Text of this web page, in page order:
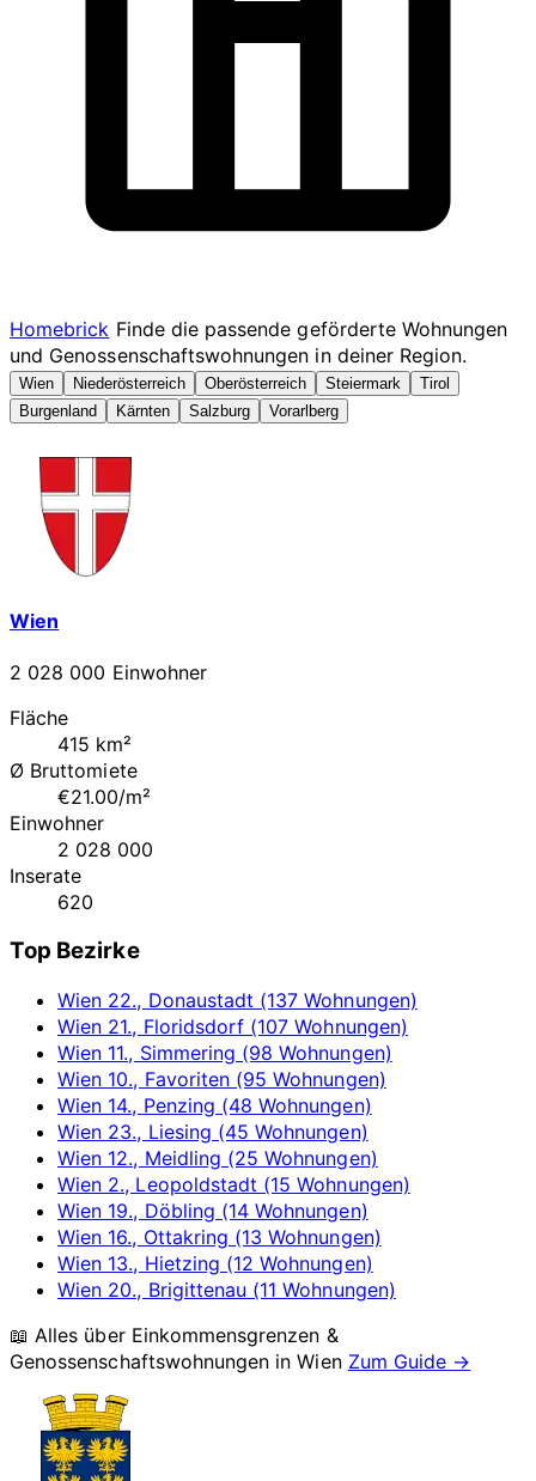
Homebrick Finde die passende geförderte Wohnungen
und Genossenschaftswohnungen in deiner Region.
Wien Niederösterreich Oberösterreich Steiermark
Tirol
Burgenland
Kärnten Salzburg Vorarlberg
Wien
2 028 000 Einwohner
Fläche
415 km²
Ø Bruttomiete
€21.00/m²
Einwohner
2 028 000
Inserate
620
Top Bezirke
Wien 22., Donaustadt (137 Wohnungen)
Wien 21., Floridsdorf (107 Wohnungen)
Wien 11., Simmering (98 Wohnungen)
Wien 10., Favoriten (95 Wohnungen)
Wien 14., Penzing (48 Wohnungen)
Wien 23., Liesing (45 Wohnungen)
Wien 12., Meidling (25 Wohnungen)
Wien 2., Leopoldstadt (15 Wohnungen)
Wien 19., Döbling (14 Wohnungen)
Wien 16., Ottakring (13 Wohnungen)
Wien 13., Hietzing (12 Wohnungen)
Wien 20., Brigittenau (11 Wohnungen)
📖 Alles über Einkommensgrenzen &
Genossenschaftswohnungen inWien Zum Guide →